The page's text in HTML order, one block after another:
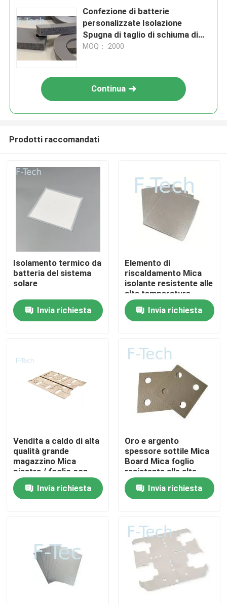
Casa.
Video
Su di noi
Visita alla fabbrica
Notizie
Confezione di batterie
personalizzate Isolazione
Spugna di taglio di schiuma di
silicone
MOQ： 2000
Continua
Prodotti raccomandati
Isolamento termico da
batteria del sistema
solare
Invia richiesta
Elemento di
riscaldamento Mica
isolante resistente alle
alte temperature
Piastra di
riscaldamento Mica
per batterie EV
Invia richiesta
Vendita a caldo di alta
qualità grande
magazzino Mica
piastra / foglio con
fabbrica prezzo più
economico per EV
batteria pacchetto
Invia richiesta
Oro e argento
spessore sottile Mica
Board Mica foglio
resistente alle alte
temperature forno a
microonde Mica foglio
Invia richiesta